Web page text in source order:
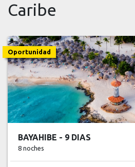
Caribe
Oportunidad
BAYAHIBE - 9 DIAS
8 noches